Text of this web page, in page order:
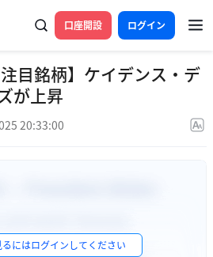
口座開設 ログイン
目銘柄】ケイデンス・デ
が上昇
20:33:00
にはログインしてください